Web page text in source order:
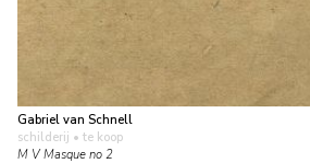
Gabriel van Schnell
schilderij • te koop
M V Masque no 2